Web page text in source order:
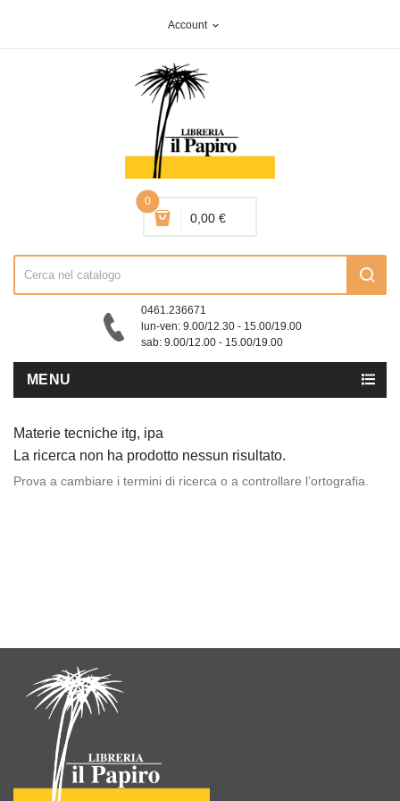
Account expand_more
0
0,00 €
0461.236671
lun-ven: 9.00/12.30 - 15.00/19.00
sab: 9.00/12.00 - 15.00/19.00
MENU
Materie tecniche itg, ipa
La ricerca non ha prodotto nessun risultato.
Prova a cambiare i termini di ricerca o a controllare l’ortografia.